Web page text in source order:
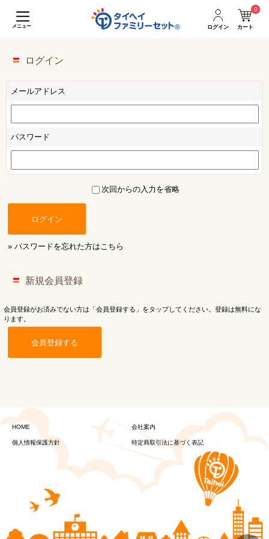
メニュー ログイン カート
0
ログイン
メールアドレス
パスワード
次回からの入力を省略
ログイン
» パスワードを忘れた方はこちら
新規会員登録
会員登録がお済みでない方は「会員登録する」をタップしてください。登録は無料にな
ります。
会員登録する
HOME 会社案内
個人情報保護方針 特定商取引法に基づく表記